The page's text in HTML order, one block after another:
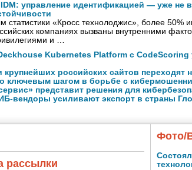
управление идентификацией — уже не
статистики «Кросс технолоджис», более 50%
компаниях вызваны внутренними
и …
Kubernetes Platform с
крупнейших российских сайтов переходят
ключевым шагом в борьбе с
представит решения для
вендоры усиливают экспорт в страны
рассылки
Фото/